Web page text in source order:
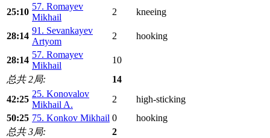
25:10
57. Romayev
Mikhail
2 kneeing
28:14
91. Sevankayev
Artyom
2 hooking
28:14
57. Romayev
Mikhail
10
总共 2局:
14
42:25
25. Konovalov
Mikhail A.
2
high-sticking
50:25 75. Konkov Mikhail 0
hooking
总共 3局:
2